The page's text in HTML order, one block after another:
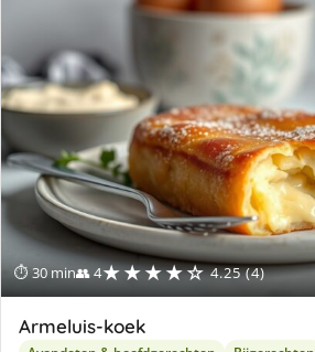
⏱ 30 min👥 4★★★★☆ 4.25 (4)
Armeluis-koek